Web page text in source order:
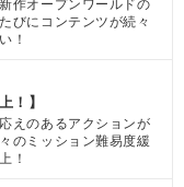
作オープンワールドの
びにコンテンツが続々
！
！】
えのあるアクションが
のミッション難易度緩
！